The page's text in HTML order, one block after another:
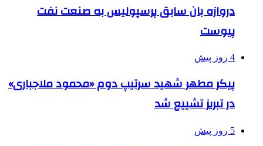
دروازه بان سابق پرسپولیس به صنعت نفت
پیوست
4 روز پیش
پیکر مطهر شهید سرتیپ دوم «محمود ملاجباری»
در تبریز تشییع شد
5 روز پیش